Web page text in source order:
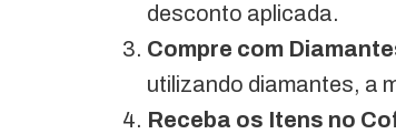
desconto aplicada.
Compre com
utilizando diamantes, a
Receba os Itens no